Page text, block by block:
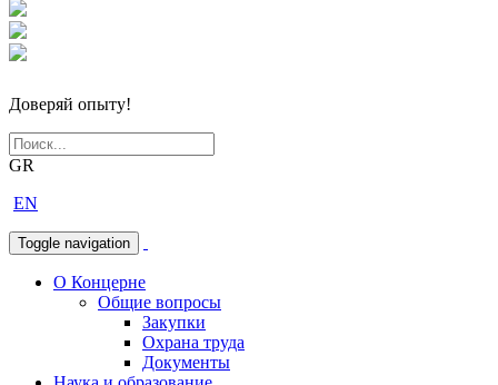
Доверяй опыту!
GR
EN
Toggle navigation
О Концерне
Общие вопросы
Закупки
Охрана труда
Документы